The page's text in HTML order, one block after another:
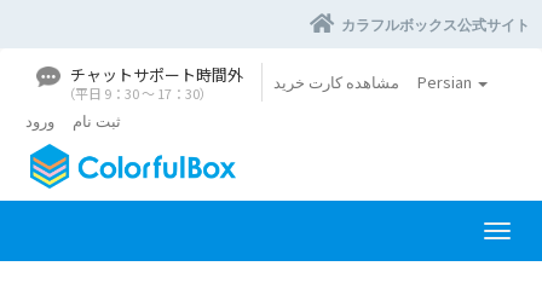
カラフルボックス公式サイト
チャットサポート時間外
（平日 9：30 〜 17：30）
مشاهده کارت خرید
Persian
ورود
ثبت نام
ت
غ